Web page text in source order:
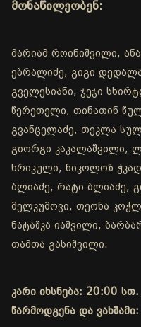
მონაწილეობენ:
მარიამ როინიშვილი,
ებრალიძე, გიგი
გველესიანი, ჯეჯი
წერეთელი, თინათინ
გვანცელაძე, თეკლა
გიორგი კაკალაშვილი,
ხრიკული, ნიკოლოზ
ბლიაძე, რატი ბლიაძე,
მელკუმოვი, თეონა
ნატაშკა იაშვილი,
თამთა გასიშვილი.
კარი იხსნება: 20:00 სთ.
წარმოდგენა და